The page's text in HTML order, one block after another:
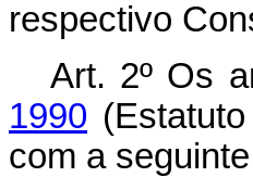
respectivo
Art. 2º Os
1990
com a